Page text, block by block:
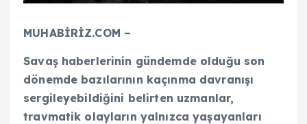
MUHABİRİZ.COM –
Savaş haberlerinin gündemde olduğu son
dönemde bazılarının kaçınma davranışı
sergileyebildiğini belirten uzmanlar,
travmatik olayların yalnızca yaşayanları